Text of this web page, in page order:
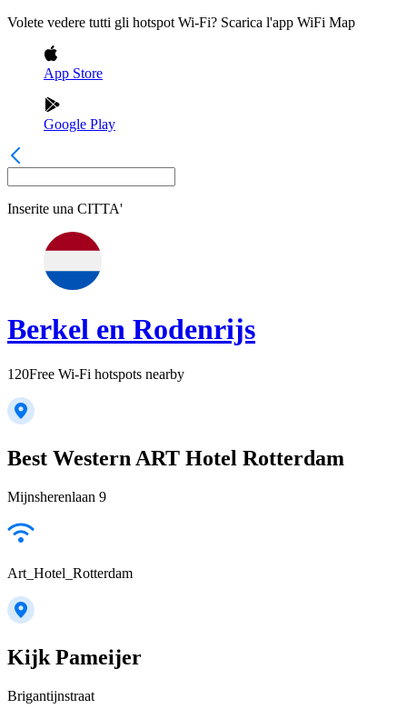
Volete vedere tutti gli hotspot Wi-Fi? Scarica l'app WiFi Map
App Store
Google Play
Inserite una CITTA'
Berkel en Rodenrijs
120Free Wi-Fi hotspots nearby
Best Western ART Hotel Rotterdam
Mijnsherenlaan 9
Art_Hotel_Rotterdam
Kijk Pameijer
Brigantijnstraat